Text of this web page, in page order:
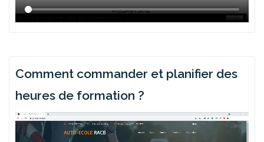
Comment commander et planifier des
heures de formation ?